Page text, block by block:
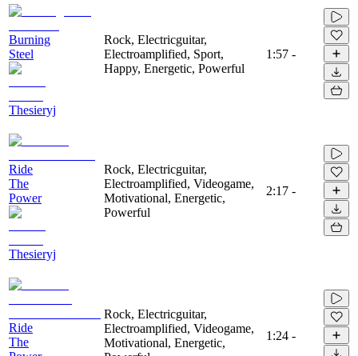
Burning
Steel
Thesieryj
Rock, Electricguitar,
Electroamplified, Sport,
Happy, Energetic, Powerful
1:57 -
Ride
The
Power
Thesieryj
Rock, Electricguitar,
Electroamplified, Videogame,
Motivational, Energetic,
Powerful
2:17 -
Ride
The
Rock, Electricguitar,
Electroamplified, Videogame,
Motivational, Energetic,
1:24 -